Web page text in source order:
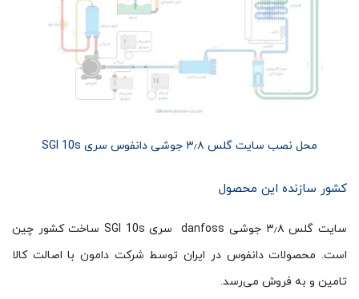
محل نصب سایت گلس ۳٫۸ جوشی دانفوس سری SGI 10s
کشور سازنده این محصول
سایت گلس ۳٫۸ جوشی danfoss سری SGI 10s ساخت کشور چین
است. محصولات دانفوس در ایران توسط شرکت دامون با اصالت کالا
تامین و به فروش می‌رسد.